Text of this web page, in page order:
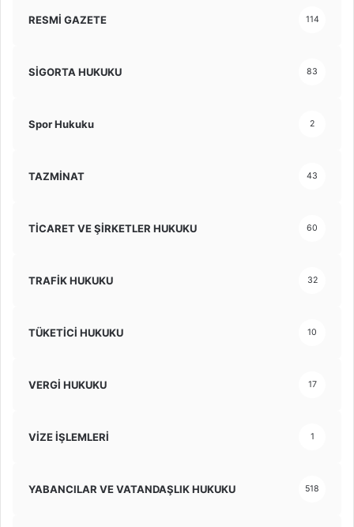
RESMİ GAZETE 114
SİGORTA HUKUKU 83
Spor Hukuku 2
TAZMİNAT 43
TİCARET VE ŞİRKETLER HUKUKU 60
TRAFİK HUKUKU 32
TÜKETİCİ HUKUKU 10
VERGİ HUKUKU 17
VİZE İŞLEMLERİ 1
YABANCILAR VE VATANDAŞLIK HUKUKU 518